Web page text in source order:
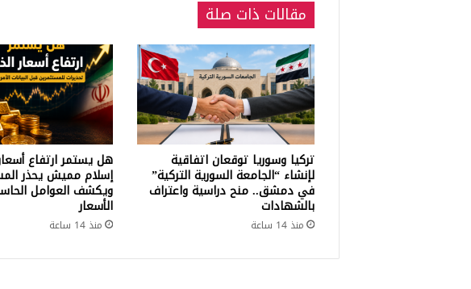
مقالات ذات صلة
تركيا وسوريا توقعان اتفاقية
لإنشاء “الجامعة السورية التركية”
في دمشق.. منح دراسية واعتراف
بالشهادات
منذ 14 ساعة
هل يستمر ارتفاع
إسلام مميش يحذر
ويكشف العوامل
الأسعار
منذ 14 ساعة